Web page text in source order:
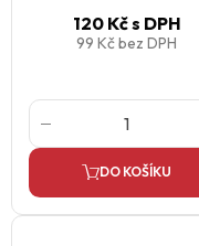
120 Kčs DPH
99 Kčbez DPH
DO KOŠÍKU